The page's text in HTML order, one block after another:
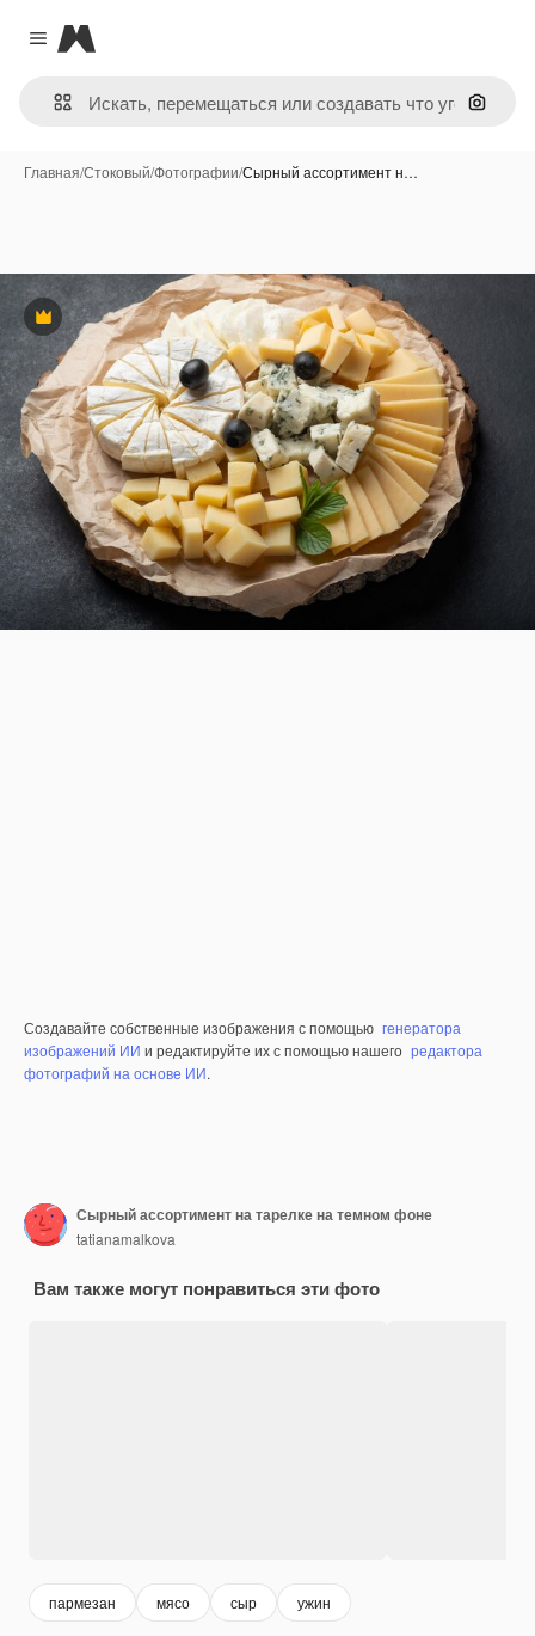
Close menu
Magnific
Поиск
Главная/Стоковый/Фотографии/Сырный ассортимент н…
Премиум
Создавайте собственные изображения с помощью генератора
изображений ИИ и редактируйте их с помощью нашего редактора
фотографий на основе ИИ.
Сырный ассортимент на тарелке на темном фоне
tatianamalkova
Вам также могут понравиться эти фото
пармезан мясо сыр ужин